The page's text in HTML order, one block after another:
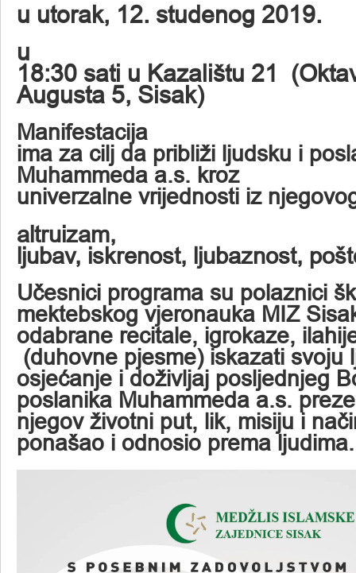
u utorak, 12. studenog 2019.
u
18:30 sati u Kazalištu 21
Augusta 5, Sisak)
Manifestacija
ima za cilj da približi ljudsku i
Muhammeda a.s. kroz
univerzalne vrijednosti iz
altruizam,
ljubav, iskrenost, ljubaznost,
Učesnici programa su polaznici
mektebskog vjeronauka MIZ
odabrane recitale, igrokaze,
(duhovne pjesme) iskazati svoju
osjećanje i doživljaj posljednjeg
poslanika Muhammeda a.s.
njegov životni put, lik, misiju i
ponašao i odnosio prema ljudima.